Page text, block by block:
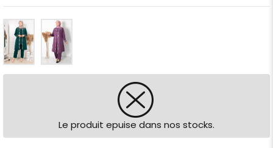
Le produit epuise dans nos stocks.